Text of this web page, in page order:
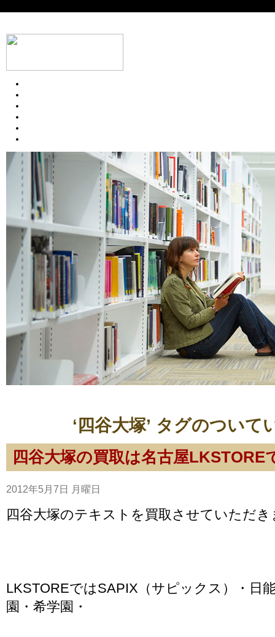
‘四谷大塚’ タグのついて
四谷大塚の買取は名古屋LKSTORE
2012年5月7日 月曜日
四谷大塚のテキストを買取させていただ
LKSTOREではSAPIX（サピックス）・日
園・希学園・